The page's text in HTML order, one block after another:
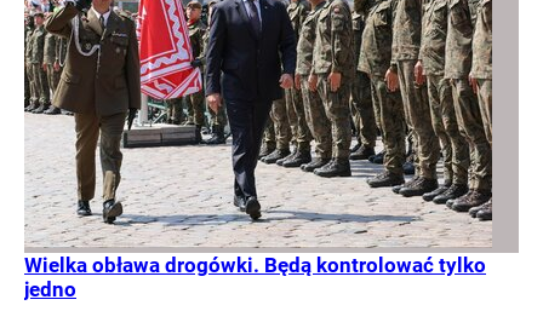
Wielka obława drogówki. Będą kontrolować tylko
jedno